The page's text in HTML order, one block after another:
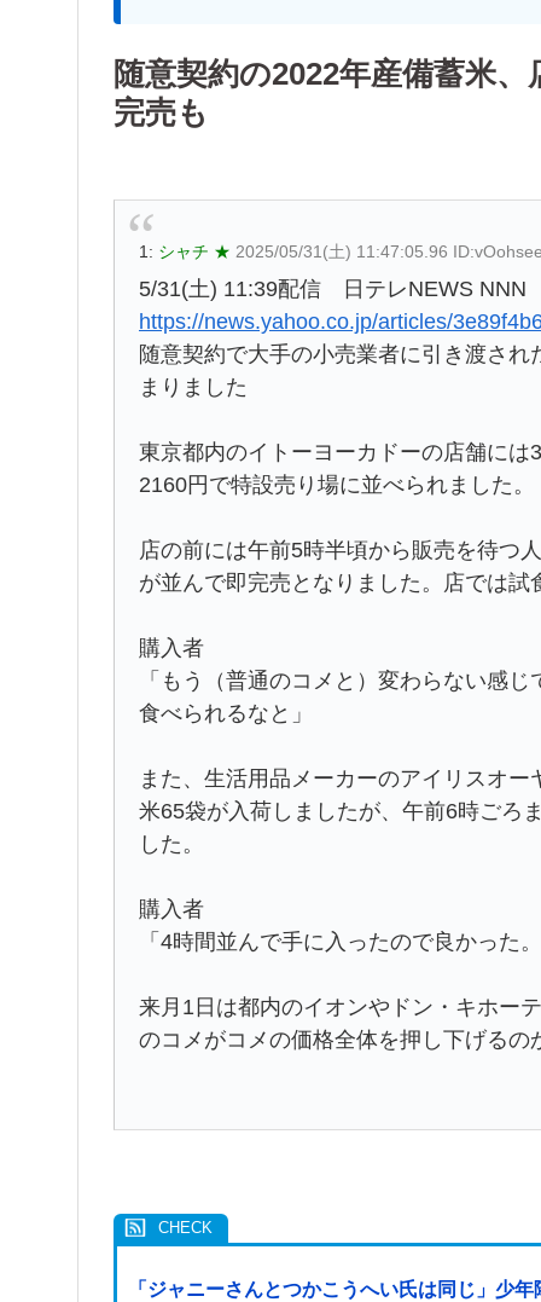
随意契約の2022年産備蓄米
完売も
1: シャチ ★ 2025/05/31(土) 11:47:05.96
5/31(土) 11:39配信 日テレNEWS NNN
https://news.yahoo.co.jp/articles/
随意契約で大手の小売業者に引き渡さ
まりました
東京都内のイトーヨーカドーの店舗に
2160円で特設売り場に並べられました。
店の前には午前5時半頃から販売を待つ
が並んで即完売となりました。店では
購入者
「もう（普通のコメと）変わらない感
食べられるなと」
また、生活用品メーカーのアイリスオ
米65袋が入荷しましたが、午前6時ごろ
した。
購入者
「4時間並んで手に入ったので良かった
来月1日は都内のイオンやドン・キホー
のコメがコメの価格全体を押し下げるの
「ジャニーさんとつかこうへい氏は同じ」少